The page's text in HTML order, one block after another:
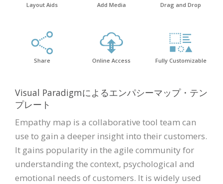
Layout Aids Add Media Drag and Drop
Share Online Access Fully Customizable
Visual Paradigmによるエンパシーマップ・テン
プレート
Empathy map is a collaborative tool team can
use to gain a deeper insight into their customers.
It gains popularity in the agile community for
understanding the context, psychological and
emotional needs of customers. It is widely used